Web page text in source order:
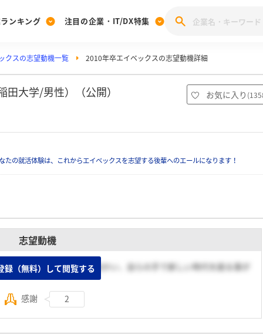
[27卒] 本選考体験記投稿キャンペーン
ンキング
みんなのDX企業就職ブランド調査
みん
注目の企業・IT/DX特集
28
クスの志望動機一覧 2010年卒エイベックスの志望動機詳細
大学/男性）（公開） お気に入り (
の就活体験は、これからエイベックスを志望する後輩へのエールになります！
志望動機
向からその変化へ立ち向かい、自らの手で新しい時代を創る事が
録（無料）して閲覧する
感謝 2